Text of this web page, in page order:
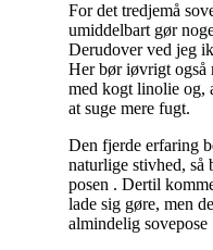
For det tredjemå
umiddelbart gør
Derudover ved jeg
Her bør iøvrigt også
med kogt linolie og,
at suge mere fugt.
Den fjerde erfaring
naturlige stivhed, så
posen . Dertil
lade sig gøre, men
almindelig sovepose